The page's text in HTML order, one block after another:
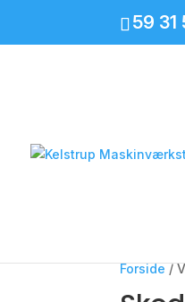
59 31
Forside/